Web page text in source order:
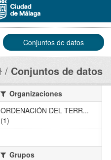
Conjuntos de datos
Conjuntos de datos
Organizaciones
ORDENACIÓN DEL TERR...
(1)
Grupos